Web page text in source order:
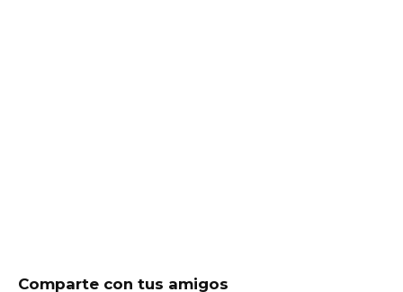
Comparte con tus amigos